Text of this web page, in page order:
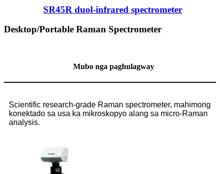
SR45R duol-infrared spectrometer
Desktop/Portable Raman Spectrometer
Mubo nga paghulagway
Scientific research-grade Raman spectrometer, mahimong
konektado sa usa ka mikroskopyo alang sa micro-Raman
analysis.